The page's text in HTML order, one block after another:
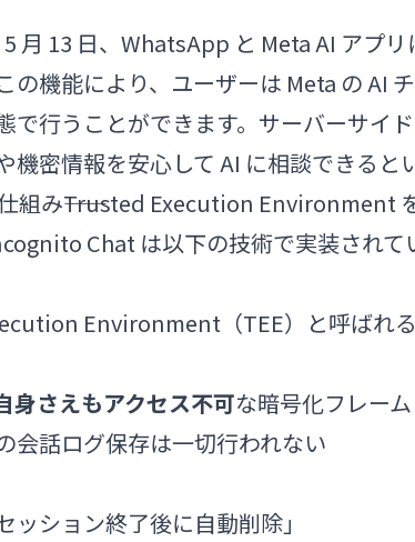
月 13 日、WhatsApp と Meta AI アプ
の機能により、ユーザーは Meta の AI
で行うことができます。サーバーサイ
機密情報を安心して AI に相談できると
組み――Trusted Execution Environment
Chat は以下の技術で実装されて
Environment（TEE）と呼ばれ
身さえもアクセス不可な暗号化フレー
会話ログ保存は一切行われない
ッション終了後に自動削除」